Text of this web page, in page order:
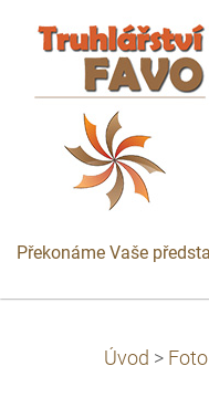
Překonáme Vaše
Úvod > Foto